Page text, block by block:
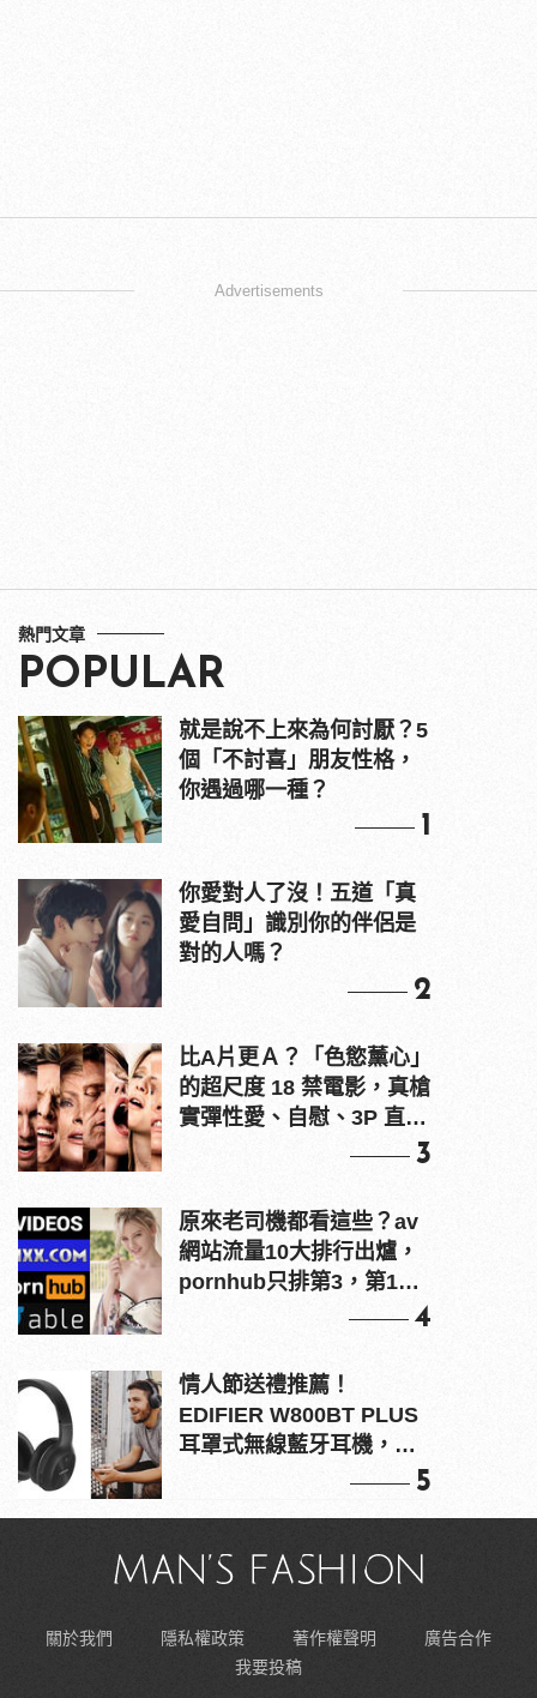
Advertisements
熱門文章
POPULAR
就是說不上來為何討厭？5
個「不討喜」朋友性格，
你遇過哪一種？
1
你愛對人了沒！五道「真
愛自問」識別你的伴侶是
對的人嗎？
2
比A片更Ａ？「色慾薰心」
的超尺度 18 禁電影，真槍
實彈性愛、自慰、3P 直接
3
原來老司機都看這些？av
網站流量10大排行出爐，
pornhub只排第3，第1名
4
情人節送禮推薦！
EDIFIER W800BT PLUS
耳罩式無線藍牙耳機，在
5
關於我們 隱私權政策 著作權聲明
廣告合作
我要投稿